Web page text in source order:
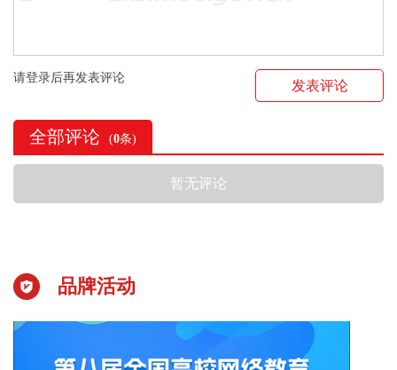
请登录后再发表评论
发表评论
全部评论 (0条)
暂无评论
品牌活动